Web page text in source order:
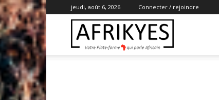
jeudi, août 6, 2026 Connecter / rejoindre